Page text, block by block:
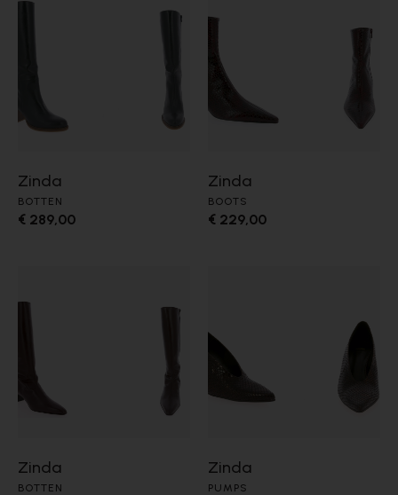
Zinda
BOTTEN
€ 289,00
Zinda
BOOTS
€ 229,00
Zinda
BOTTEN
Zinda
PUMPS